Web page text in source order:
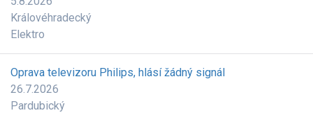
Královéhradecký
Elektro
Oprava televizoru Philips, hlásí žádný signál
26.7.2026
Pardubický